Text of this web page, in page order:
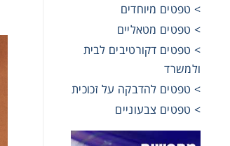
> טפטים מיוחדים
> טפטים מטאליים
> טפטים דקורטיבים לבית
ולמשרד
> טפטים להדבקה על זכוכית
> טפטים צבעוניים